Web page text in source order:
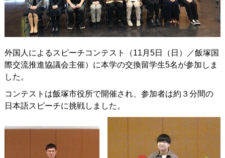
外国人によるスピーチコンテスト（11月5日（日）／飯塚国
際交流推進協議会主催）に本学の交換留学生5名が参加しま
した。
コンテストは飯塚市役所で開催され、参加者は約３分間の
日本語スピーチに挑戦しました。